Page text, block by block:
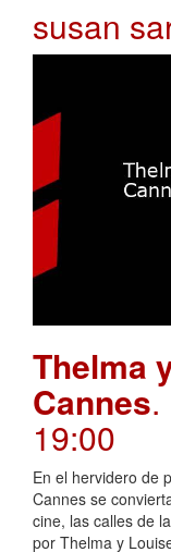
susan
Thelma
Cannes.
19:00
En el hervidero de
Cannes se
cine, las calles de
por Thelma y